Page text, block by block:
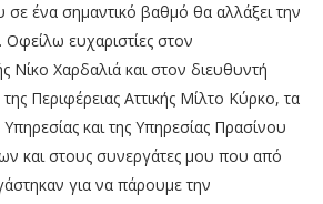
ένα σημαντικό βαθμό θα αλλάξει την
Οφείλω ευχαριστίες στον
Νίκο Χαρδαλιά και στον διευθυντή
Περιφέρειας Αττικής Μίλτο Κύρκο, τα
και της Υπηρεσίας Πρασίνου
και στους συνεργάτες μου που από
για να πάρουμε την